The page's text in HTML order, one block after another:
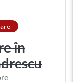
în